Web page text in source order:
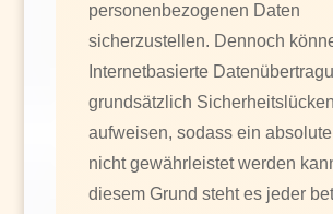
personenbezogenen Daten
sicherzustellen. Dennoch
Internetbasierte
grundsätzlich Sicherheitslücken
aufweisen, sodass ein
nicht gewährleistet werden
diesem Grund steht es jeder